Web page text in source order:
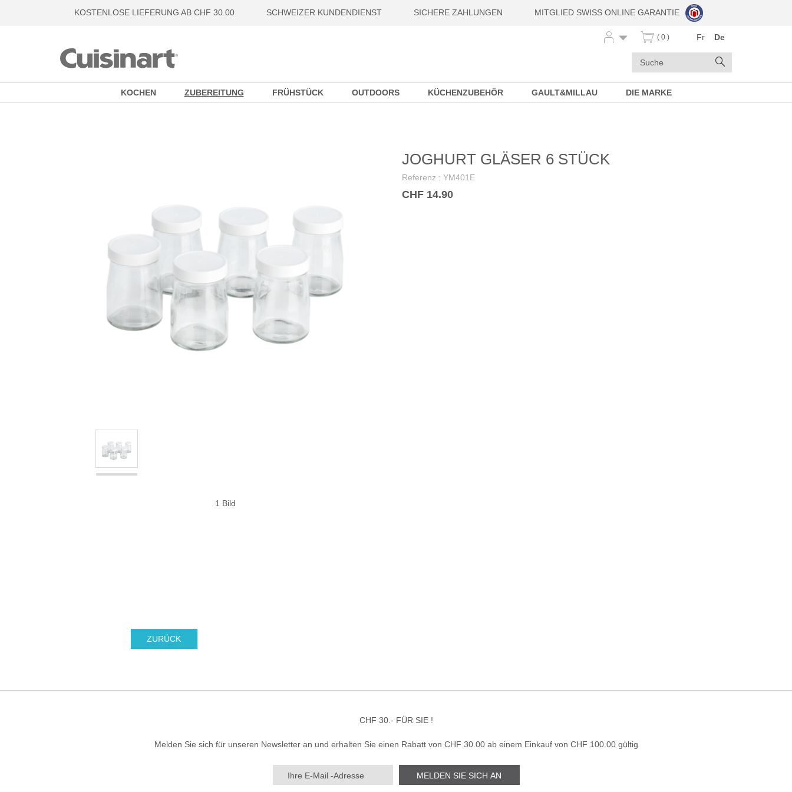
KOSTENLOSE LIEFERUNG AB CHF 30.00 SCHWEIZER KUNDENDIENST SICHERE ZAHLUNGEN MITGLIED SWISS ONLINE GARANTIE
Stichwörter
( 0 ) Fr De
KOCHEN ZUBEREITUNG FRÜHSTÜCK OUTDOORS KÜCHENZUBEHÖR GAULT&MILLAU DIE MARKE
1 Bild
JOGHURT GLÄSER 6 STÜCK
Referenz : YM401E
CHF 14.90
ZURÜCK
CHF 30.- FÜR SIE !
Melden Sie sich für unseren Newsletter an und erhalten Sie einen Rabatt von CHF 30.00 ab einem Einkauf von CHF 100.00 gültig
MELDEN SIE SICH AN